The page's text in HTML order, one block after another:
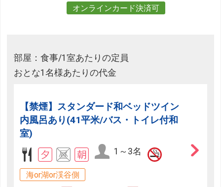
オンラインカード決済可
部屋：食事/1室あたりの定員
おとな1名様あたりの代金
【禁煙】スタンダード和ベッドツイン
内風呂あり(41平米/バス・トイレ付和
室)
1～3名
海or湖or渓谷側